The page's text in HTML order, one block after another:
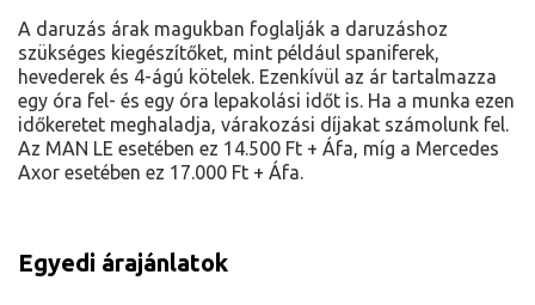
A daruzás árak magukban foglalják a daruzáshoz
szükséges kiegészítőket, mint például spaniferek,
hevederek és 4-ágú kötelek. Ezenkívül az ár tartalmazza
egy óra fel- és egy óra lepakolási időt is. Ha a munka ezen
időkeretet meghaladja, várakozási díjakat számolunk fel.
Az MAN LE esetében ez 14.500 Ft + Áfa, míg a Mercedes
Axor esetében ez 17.000 Ft + Áfa.
Egyedi árajánlatok